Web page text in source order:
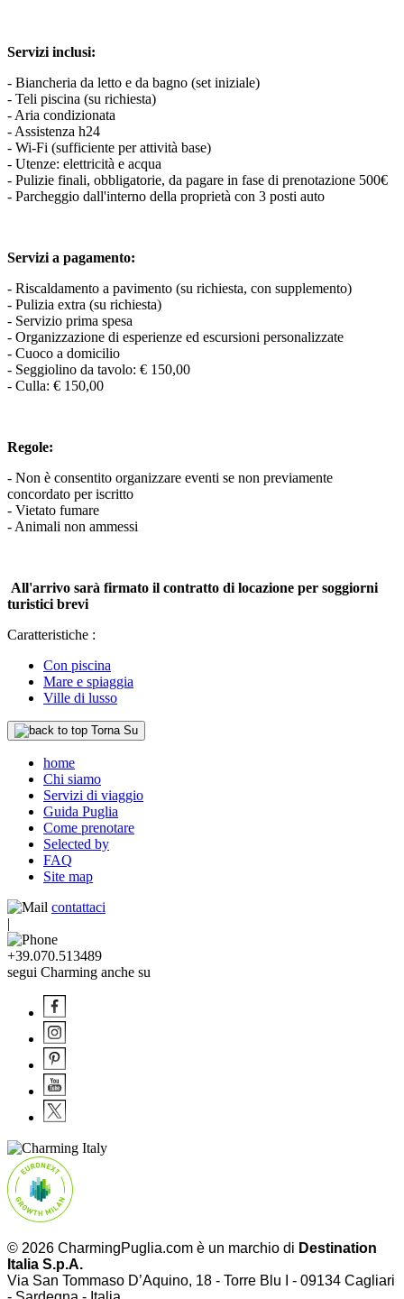
Servizi inclusi:
- Biancheria da letto e da bagno (set iniziale)
- Teli piscina (su richiesta)
- Aria condizionata
- Assistenza h24
- Wi-Fi (sufficiente per attività base)
- Utenze: elettricità e acqua
- Pulizie finali, obbligatorie, da pagare in fase di prenotazione 500€
- Parcheggio dall'interno della proprietà con 3 posti auto
Servizi a pagamento:
- Riscaldamento a pavimento (su richiesta, con supplemento)
- Pulizia extra (su richiesta)
- Servizio prima spesa
- Organizzazione di esperienze ed escursioni personalizzate
- Cuoco a domicilio
- Seggiolino da tavolo: € 150,00
- Culla: € 150,00
Regole:
- Non è consentito organizzare eventi se non previamente
concordato per iscritto
- Vietato fumare
- Animali non ammessi
All'arrivo sarà firmato il contratto di locazione per soggiorni
turistici brevi
Caratteristiche :
Con piscina
Mare e spiaggia
Ville di lusso
Torna Su
home
Chi siamo
Servizi di viaggio
Guida Puglia
Come prenotare
Selected by
FAQ
Site map
contattaci
|
+39.070.513489
segui Charming anche su
© 2026 CharmingPuglia.com è un marchio di Destination
Italia S.p.A.
Via San Tommaso D’Aquino, 18 - Torre Blu I - 09134 Cagliari